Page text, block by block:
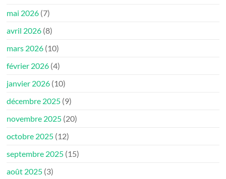
mai 2026 (7)
avril 2026 (8)
mars 2026 (10)
février 2026 (4)
janvier 2026 (10)
décembre 2025 (9)
novembre 2025 (20)
octobre 2025 (12)
septembre 2025 (15)
août 2025 (3)